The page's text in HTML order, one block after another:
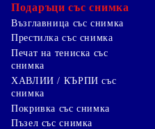
Подаръци със снимка
Възглавница със снимка
Престилка със снимка
Печат на тениска със
снимка
ХАВЛИИ / КЪРПИ със
снимка
Покривка със снимка
Пъзел със снимка